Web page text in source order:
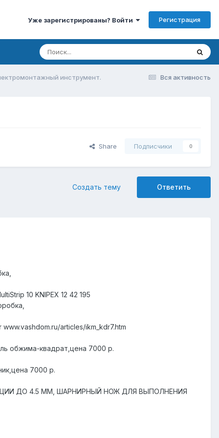
Уже зарегистрированы? Войти Регистрация
Вся активность
инструмент.
Share Подписчики 0
Ответить
Создать тему
10 KNIPEX 12 42 195
articles/ikm_kdr7.htm
обжима-квадрат,цена 7000 р.
7000 р.
ДО 4.5 ММ, ШАРНИРНЫЙ НОЖ ДЛЯ ВЫПОЛНЕНИЯ